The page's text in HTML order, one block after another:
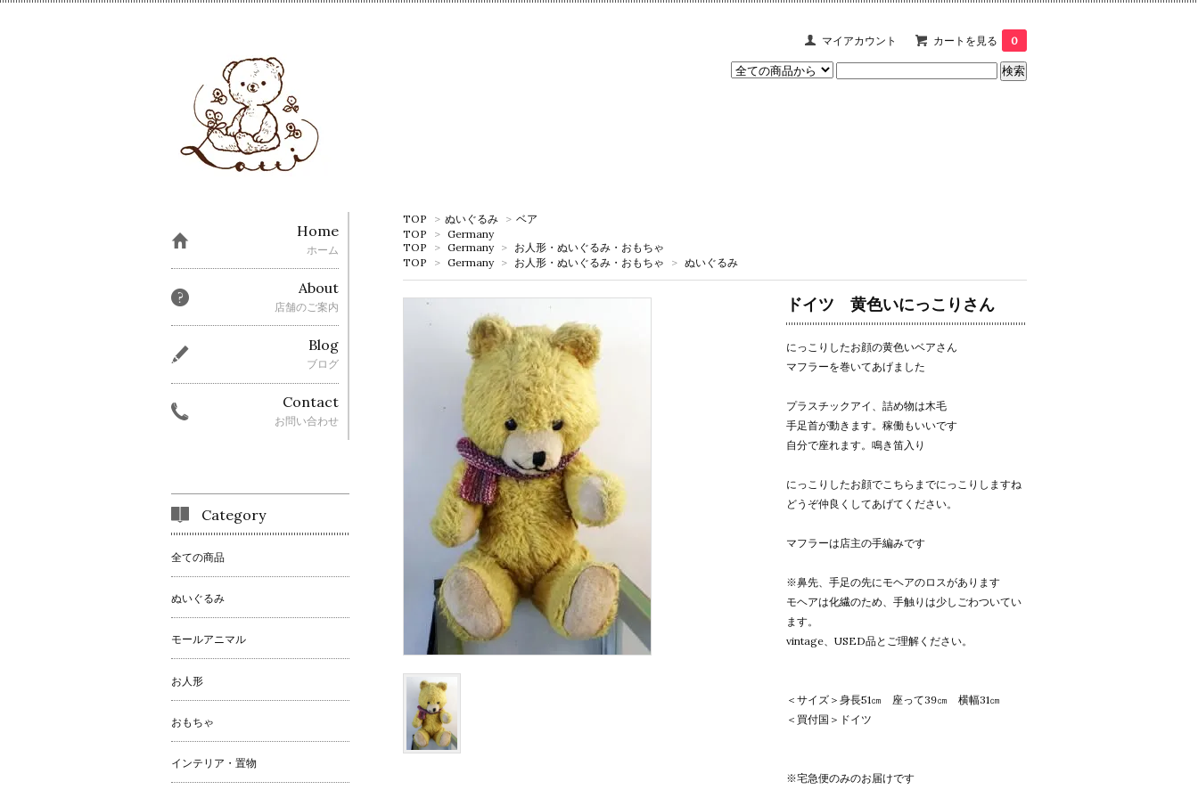
マイアカウント カートを見る 0
TOP > ぬいぐるみ > ベア
TOP
> Germany
TOP
> Germany > お人形・ぬいぐるみ・おもちゃ
TOP
> Germany > お人形・ぬいぐるみ・おもちゃ > ぬいぐるみ
ドイツ 黄色いにっこりさん
にっこりしたお顔の黄色いベアさん
マフラーを巻いてあげました
プラスチックアイ、詰め物は木毛
手足首が動きます。稼働もいいです
自分で座れます。鳴き笛入り
にっこりしたお顔でこちらまでにっこりしますね
どうぞ仲良くしてあげてください。
マフラーは店主の手編みです
※鼻先、手足の先にモヘアのロスがあります
モヘアは化繊のため、手触りは少しごわついてい
ます。
vintage、USED品とご理解ください。
＜サイズ＞身長51㎝ 座って39㎝ 横幅31㎝
＜買付国＞ドイツ
※宅急便のみのお届けです
Home
ホーム
About
店舗のご案内
Blog
ブログ
Contact
お問い合わせ
Category
全ての商品
ぬいぐるみ
モールアニマル
お人形
おもちゃ
インテリア・置物